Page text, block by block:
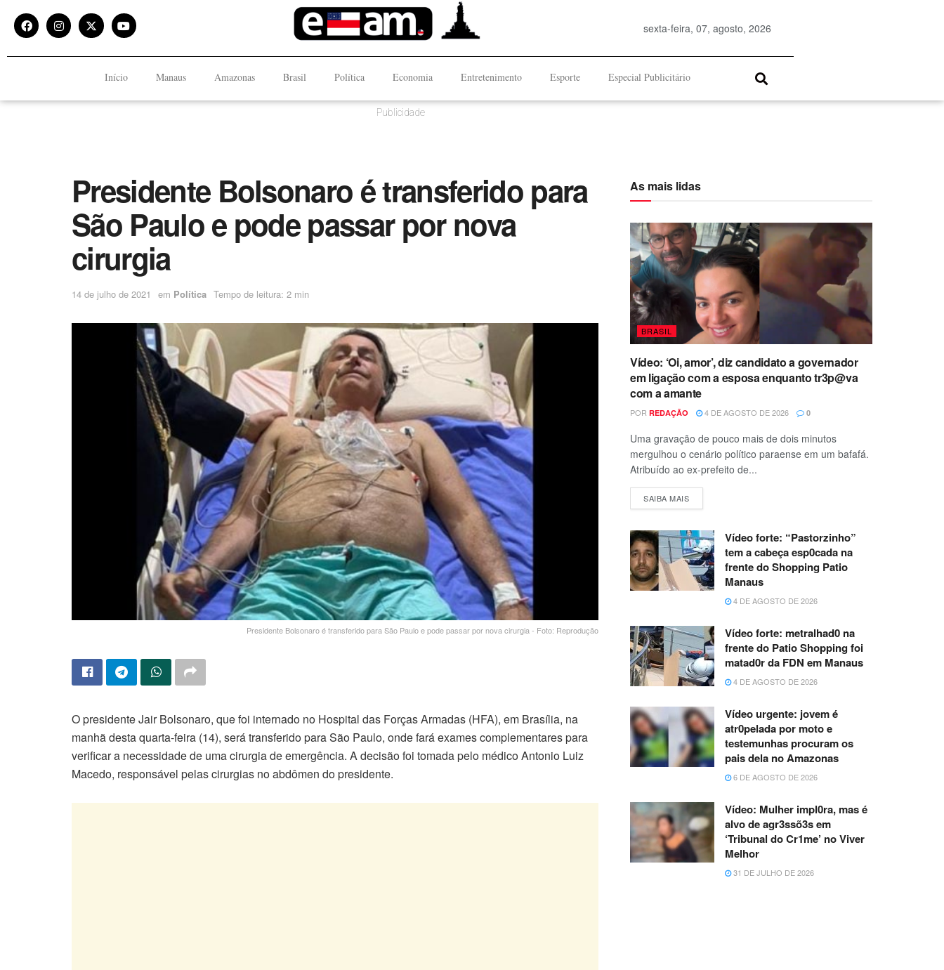
sexta-feira, 07, agosto, 2026
Início Manaus Amazonas Brasil Política Economia Entretenimento Esporte Especial Publicitário
Publicidade
Presidente Bolsonaro é transferido para
São Paulo e pode passar por nova
cirurgia
14 de julho de 2021 em Política Tempo de leitura: 2 min
Presidente Bolsonaro é transferido para São Paulo e pode passar por nova cirurgia - Foto: Reprodução
O presidente Jair Bolsonaro, que foi internado no Hospital das Forças Armadas (HFA), em Brasília, na
manhã desta quarta-feira (14), será transferido para São Paulo, onde fará exames complementares para
verificar a necessidade de uma cirurgia de emergência. A decisão foi tomada pelo médico Antonio Luiz
Macedo, responsável pelas cirurgias no abdômen do presidente.
As mais lidas
BRASIL
Vídeo: ‘Oi, amor’, diz candidato a governador
em ligação com a esposa enquanto tr3p@va
com a amante
POR REDAÇÃO 4 DE AGOSTO DE 2026 0
Uma gravação de pouco mais de dois minutos
mergulhou o cenário político paraense em um bafafá.
Atribuído ao ex-prefeito de...
SAIBA MAIS
Vídeo forte: “Pastorzinho”
tem a cabeça esp0cada na
frente do Shopping Patio
Manaus
4 DE AGOSTO DE 2026
Vídeo forte: metralhad0 na
frente do Patio Shopping foi
matad0r da FDN em Manaus
4 DE AGOSTO DE 2026
Vídeo urgente: jovem é
atr0pelada por moto e
testemunhas procuram os
pais dela no Amazonas
6 DE AGOSTO DE 2026
Vídeo: Mulher impl0ra, mas é
alvo de agr3ssõ3s em
‘Tribunal do Cr1me’ no Viver
Melhor
31 DE JULHO DE 2026